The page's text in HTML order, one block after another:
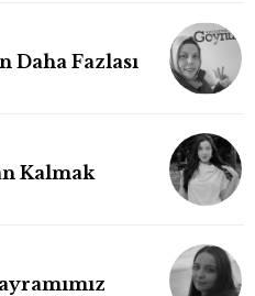
Daha Fazlası
Kalmak